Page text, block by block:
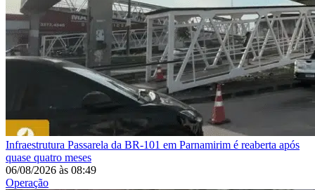
Infraestrutura Passarela da BR-101 em Parnamirim é reaberta após
quase quatro meses
06/08/2026 às 08:49
Operação